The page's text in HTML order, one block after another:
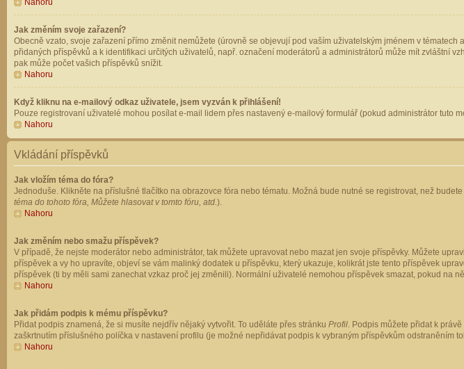
Nahoru
Jak změním svoje zařazení?
Obecně vzato, svoje zařazení přímo změnit nemůžete (úrovně se objevují pod vaším uživatelským jménem v
přidaných příspěvků a k identifikaci určitých uživatelů, např. označení moderátorů a administrátorů může mít zvláštní
pak může počet vašich příspěvků snížit.
Nahoru
Když kliknu na e-mailový odkaz uživatele, jsem vyzván k přihlášení!
Pouze registrovaní uživatelé mohou posílat e-mail lidem přes nastavený e-mailový formulář (pokud administrátor
Nahoru
Vkládání příspěvků
Jak vložím téma do fóra?
Jednoduše. Klikněte na příslušné tlačítko na obrazovce fóra nebo tématu. Možná bude nutné se registrovat, než
téma do tohoto fóra, Můžete hlasovat v tomto fóru, atd.).
Nahoru
Jak změním nebo smažu příspěvek?
V případě, že nejste moderátor nebo administrátor, tak můžete upravovat nebo mazat jen svoje příspěvky. Můžete
příspěvek a vy ho upravíte, objeví se vám malinký dodatek u příspěvku, který ukazuje, kolikrát jste tento příspěvek
příspěvek (ti by měli sami zanechat vzkaz proč jej změnili). Normální uživatelé nemohou příspěvek smazat, pokud na
Nahoru
Jak přidám podpis k mému příspěvku?
Přidat podpis znamená, že si musíte nejdřív nějaký vytvořit. To uděláte přes stránku Profil. Podpis můžete přidat k
zaškrtnutím příslušného políčka v nastavení profilu (je možné nepřidávat podpis k vybraným příspěvkům odstraněním
Nahoru